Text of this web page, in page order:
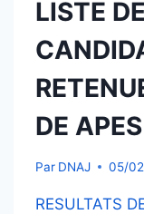
LISTE
DE APES
Par DNAJ 05/
RESULTATS